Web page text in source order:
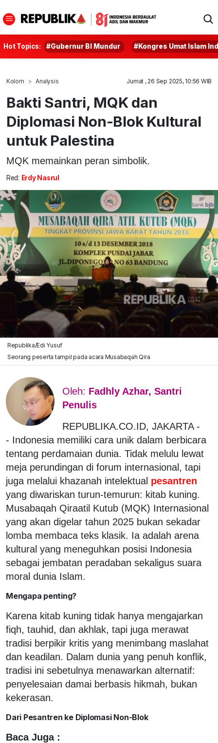
Hot Topics: #Gubernur BI Mundur #Kongres Umat Islam
Kolom Analysis Jumat , 26 Sep 2025, 10:56 WIB
Bakti Santri, MQK dan
Diplomasi Non-Blok Kultural
untuk Palestina
MQK memainkan peran simbolik.
Red: Erdy Nasrul
Republika/Edi Yusuf
Seorang peserta tampil pada acara Musabaqah Qira
Oleh: Fadhly Azhar, Santri
Penulis
REPUBLIKA.CO.ID, JAKARTA -
- Indonesia memiliki cara unik dalam berbicara
tentang perdamaian dunia. Tidak melulu lewat
meja perundingan di forum internasional, tapi
juga melalui khazanah intelektual pesantren
yang diwariskan turun-temurun: kitab kuning.
Musabaqah Qiraatil Kutub (MQK) Internasional
yang akan digelar tahun 2025 bukan sekadar
lomba membaca teks klasik. Ia adalah arena
kultural yang meneguhkan posisi Indonesia
sebagai jembatan peradaban sekaligus suara
moral dunia Islam.
Mengapa penting?
Karena kitab kuning tidak hanya mengajarkan
fiqh, tauhid, dan akhlak, tapi juga merawat
tradisi berpikir kritis yang menimbang maslahat
dan keadilan. Dalam dunia yang penuh konflik,
tradisi ini sebetulnya menawarkan alternatif:
penyelesaian damai berbasis hikmah, bukan
kekerasan.
Dari Pesantren ke Diplomasi Non-Blok
Baca Juga :